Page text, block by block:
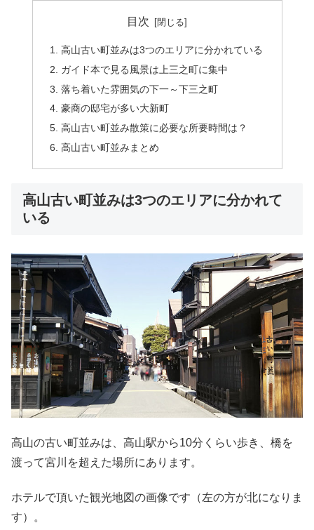
目次
高山古い町並みは3つのエリアに分かれている
ガイド本で見る風景は上三之町に集中
落ち着いた雰囲気の下一～下三之町
豪商の邸宅が多い大新町
高山古い町並み散策に必要な所要時間は？
高山古い町並みまとめ
高山古い町並みは3つのエリアに分かれて
いる
高山の古い町並みは、高山駅から10分くらい歩き、橋を
渡って宮川を超えた場所にあります。
ホテルで頂いた観光地図の画像です（左の方が北になりま
す）。